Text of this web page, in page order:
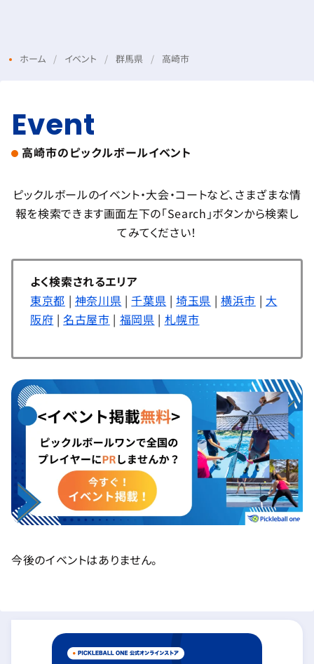
ホーム イベント 群馬県 高崎市
Event
高崎市のピックルボールイベント
ピックルボールのイベント・大会・コートなど、さまざまな情
報を検索できます画面左下の「Search」ボタンから検索し
てみてください！
よく検索されるエリア
東京都 | 神奈川県 |千葉県 |埼玉県 |横浜市 | 大
阪府 |名古屋市 | 福岡県 | 札幌市
今後のイベントはありません。